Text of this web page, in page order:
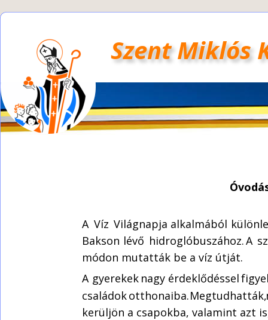
A Víz Világnapja alkalmából
Bakson lévő hidroglóbuszához. A
módon mutatták be a víz útját.
A gyerekek nagy érdeklődéssel
családok otthonaiba.
kerüljön a csapokba, valamint azt
Szent Miklós